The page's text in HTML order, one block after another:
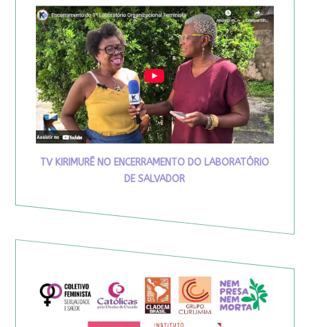
TV KIRIMURÊ NO ENCERRAMENTO DO LABORATÓRIO
DE SALVADOR